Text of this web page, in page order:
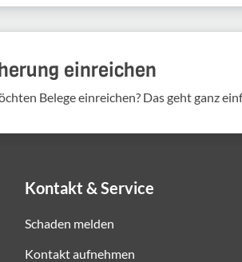
einreichen
Belege einreichen? Das geht ganz
Kontakt & Service
Schaden melden
Kontakt aufnehmen